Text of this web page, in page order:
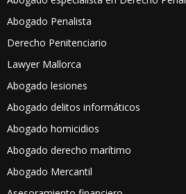
Abogado Penalista
Derecho Penitenciario
Lawyer Mallorca
Abogado lesiones
Abogado delitos informáticos
Abogado homicidios
Abogado derecho marítimo
Abogado Mercantil